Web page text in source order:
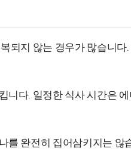
되지 않는 경우가 많습니
니다. 일정한 식사 시간은
를 완전히 집어삼키지는 않